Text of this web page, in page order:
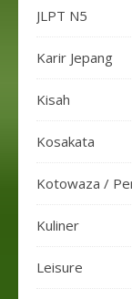
JLPT N5
Karir Jepang
Kisah
Kosakata
Kotowaza /
Kuliner
Leisure